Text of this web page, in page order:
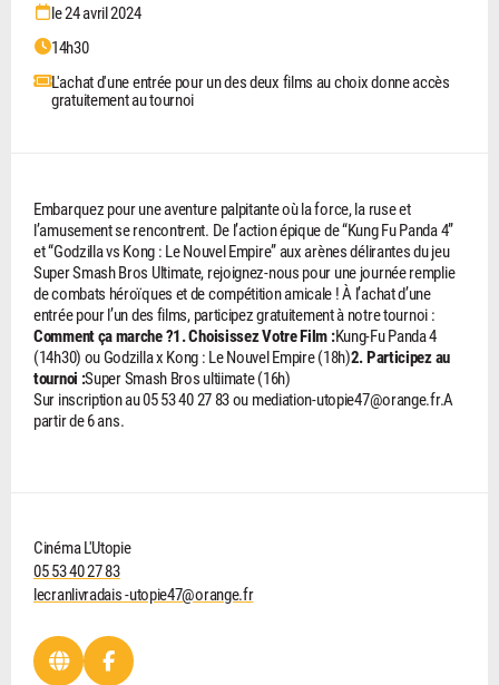
le 24 avril 2024
14h30
L'achat d'une entrée pour un des deux films au choix donne accès
gratuitement au tournoi
Embarquez pour une aventure palpitante où la force, la ruse et
l’amusement se rencontrent. De l’action épique de “Kung Fu Panda 4”
et “Godzilla vs Kong : Le Nouvel Empire” aux arènes délirantes du jeu
Super Smash Bros Ultimate, rejoignez-nous pour une journée remplie
de combats héroïques et de compétition amicale ! À l’achat d’une
entrée pour l’un des films, participez gratuitement à notre tournoi :
Comment ça marche ?1. Choisissez Votre Film :Kung-Fu Panda 4
(14h30) ou Godzilla x Kong : Le Nouvel Empire (18h)2. Participez au
tournoi :Super Smash Bros ultiimate (16h)
Sur inscription au 05 53 40 27 83 ou mediation-utopie47@orange.fr.A
partir de 6 ans.
Cinéma L'Utopie
05 53 40 27 83
lecranlivradais -utopie47@orange.fr